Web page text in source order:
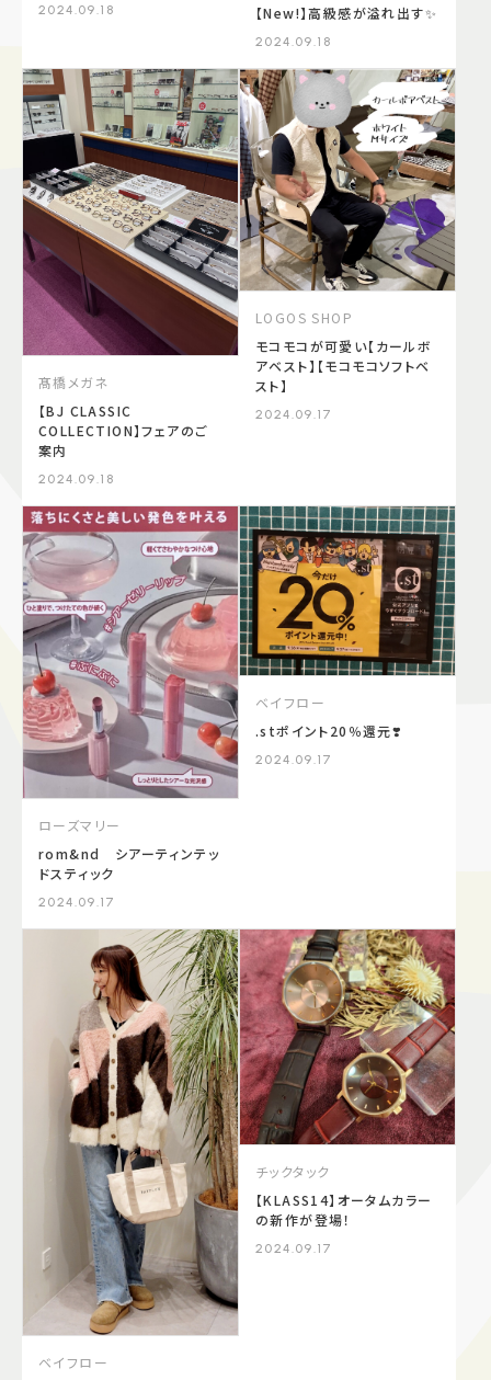
2024.09.18
【New!】高級感が溢れ出す✨
2024.09.18
髙橋メガネ
【BJ CLASSIC
COLLECTION】フェアのご
案内
2024.09.18
LOGOS SHOP
モコモコが可愛い【カールボ
アベスト】【モコモコソフトベ
スト】
2024.09.17
ローズマリー
rom&nd シアーティンテッ
ドスティック
2024.09.17
ベイフロー
.stポイント20％還元❣️
2024.09.17
ベイフロー
チックタック
【KLASS14】オータムカラー
の新作が登場！
2024.09.17